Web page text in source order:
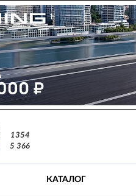
1354
5 366
КАТАЛОГ